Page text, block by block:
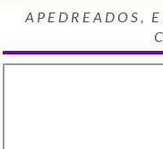
APEDREADOS,